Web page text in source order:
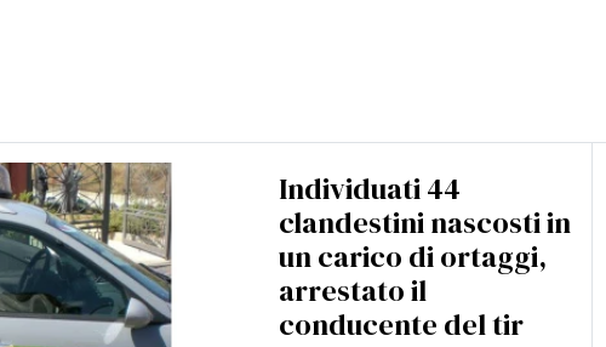
Individuati 44
clandestini nascosti in
un carico di ortaggi,
arrestato il
conducente del tir